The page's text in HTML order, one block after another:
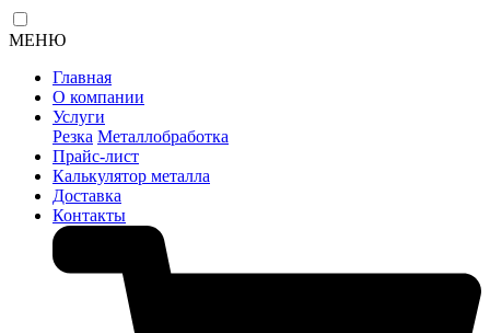
МЕНЮ
Главная
О компании
Услуги
Резка Металлобработка
Прайс-лист
Калькулятор металла
Доставка
Контакты